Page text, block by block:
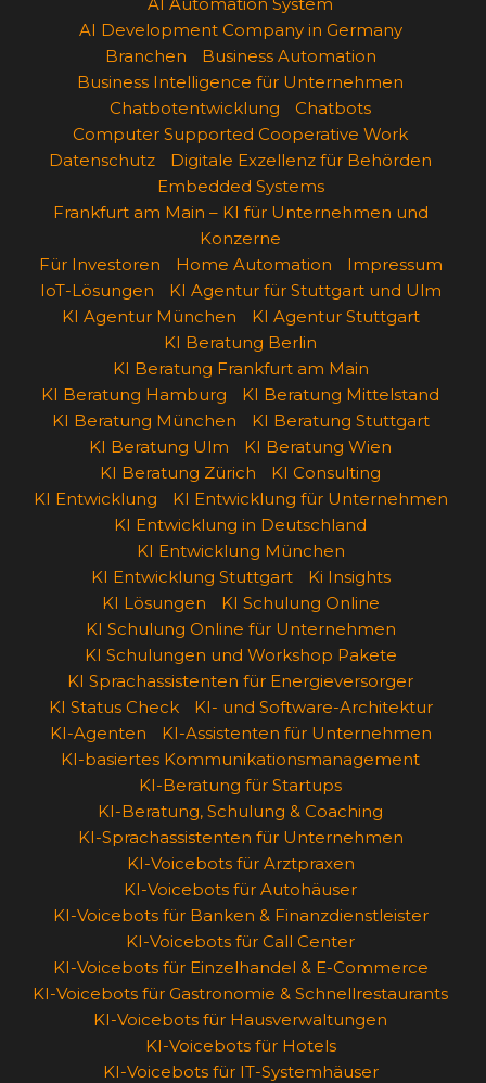
AI Development Company in Germany
Branchen
Business Automation
Business Intelligence für Unternehmen
Chatbotentwicklung
Chatbots
Computer Supported Cooperative Work
Datenschutz
Digitale Exzellenz für Behörden
Embedded Systems
Frankfurt am Main – KI für Unternehmen und
Konzerne
Für Investoren
Home Automation
Impressum
IoT-Lösungen
KI Agentur für Stuttgart und Ulm
KI Agentur München
KI Agentur Stuttgart
KI Beratung Berlin
KI Beratung Frankfurt am Main
KI Beratung Hamburg
KI Beratung Mittelstand
KI Beratung München
KI Beratung Stuttgart
KI Beratung Ulm
KI Beratung Wien
KI Beratung Zürich
KI Consulting
KI Entwicklung
KI Entwicklung für Unternehmen
KI Entwicklung in Deutschland
KI Entwicklung München
KI Entwicklung Stuttgart
Ki Insights
KI Lösungen
KI Schulung Online
KI Schulung Online für Unternehmen
KI Schulungen und Workshop Pakete
KI Sprachassistenten für Energieversorger
KI Status Check
KI- und Software-Architektur
KI-Agenten
KI-Assistenten für Unternehmen
KI-basiertes Kommunikationsmanagement
KI-Beratung für Startups
KI-Beratung, Schulung & Coaching
KI-Sprachassistenten für Unternehmen
KI-Voicebots für Arztpraxen
KI-Voicebots für Autohäuser
KI-Voicebots für Banken & Finanzdienstleister
KI-Voicebots für Call Center
KI-Voicebots für Einzelhandel & E-Commerce
KI-Voicebots für Gastronomie & Schnellrestaurants
KI-Voicebots für Hausverwaltungen
KI-Voicebots für Hotels
KI-Voicebots für IT-Systemhäuser